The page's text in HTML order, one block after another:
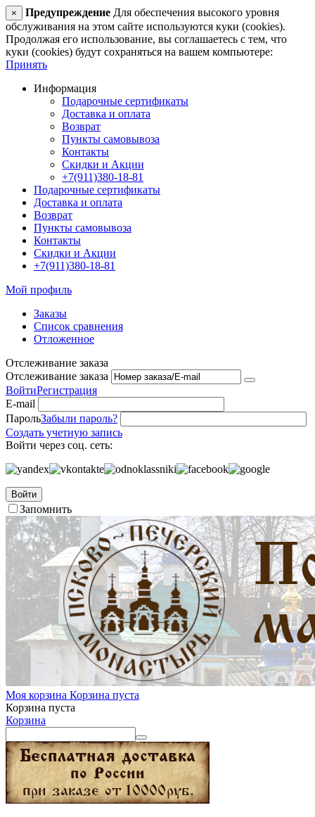
× Предупреждение Для обеспечения высокого уровня
обслуживания на этом сайте используются куки (cookies).
Продолжая его использование, вы соглашаетесь с тем, что
куки (cookies) будут сохраняться на вашем компьютере:
Принять
Информация
Подарочные сертификаты
Доставка и оплата
Возврат
Пункты самовывоза
Контакты
Скидки и Акции
+7(911)380-18-81
Подарочные сертификаты
Доставка и оплата
Возврат
Пункты самовывоза
Контакты
Скидки и Акции
+7(911)380-18-81
Мой профиль
Заказы
Список сравнения
Отложенное
Отслеживание заказа
Отслеживание заказа
ВойтиРегистрация
E-mail
ПарольЗабыли пароль?
Создать учетную запись
Войти через соц. сеть:
Войти
Запомнить
Моя корзина Корзина пуста
Корзина пуста
Корзина